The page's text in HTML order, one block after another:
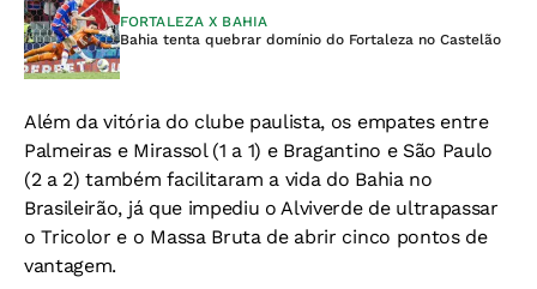
FORTALEZA X BAHIA
Bahia tenta quebrar domínio do Fortaleza no Castelão
Além da vitória do clube paulista, os empates entre
Palmeiras e Mirassol (1 a 1) e Bragantino e São Paulo
(2 a 2) também facilitaram a vida do Bahia no
Brasileirão, já que impediu o Alviverde de ultrapassar
o Tricolor e o Massa Bruta de abrir cinco pontos de
vantagem.